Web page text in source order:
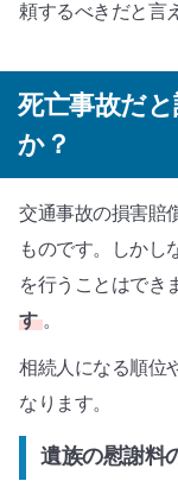
頼するべきだと言
死亡事故だ
か？
交通事故の損害賠
ものです。しかし
を行うことはでき
す 。
相続人になる順位
なります。
遺族の慰謝料